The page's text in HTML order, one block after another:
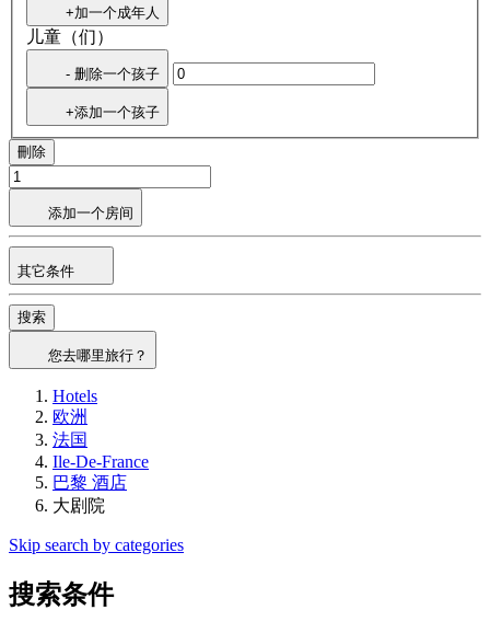
+加一个成年人
儿童（们）
- 删除一个孩子
+添加一个孩子
刪除
添加一个房间
其它条件
搜索
您去哪里旅行？
Hotels
欧洲
法国
Ile-De-France
巴黎 酒店
大剧院
Skip search by categories
搜索条件